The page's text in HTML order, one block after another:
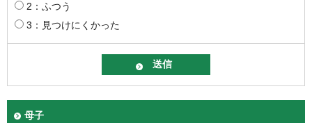
2：ふつう
3：見つけにくかった
母子